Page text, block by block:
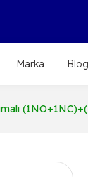
Marka Blog